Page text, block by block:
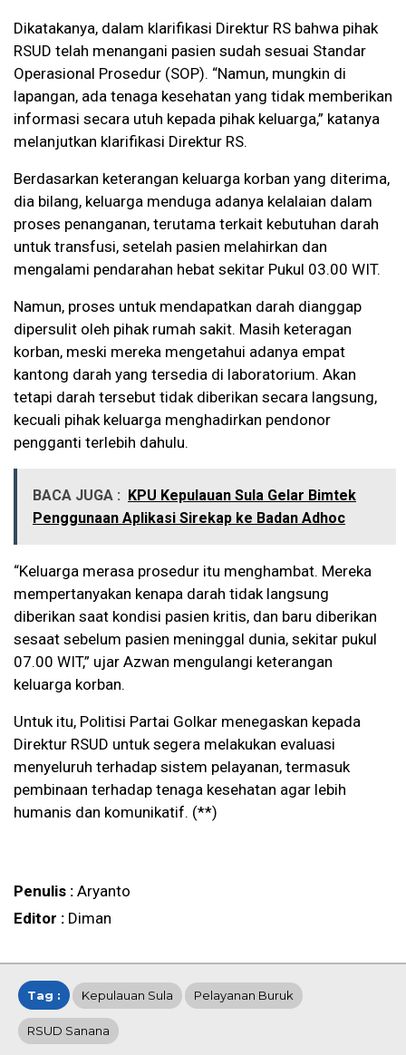
Dikatakanya, dalam klarifikasi Direktur RS bahwa pihak
RSUD telah menangani pasien sudah sesuai Standar
Operasional Prosedur (SOP). “Namun, mungkin di
lapangan, ada tenaga kesehatan yang tidak memberikan
informasi secara utuh kepada pihak keluarga,” katanya
melanjutkan klarifikasi Direktur RS.
Berdasarkan keterangan keluarga korban yang diterima,
dia bilang, keluarga menduga adanya kelalaian dalam
proses penanganan, terutama terkait kebutuhan darah
untuk transfusi, setelah pasien melahirkan dan
mengalami pendarahan hebat sekitar Pukul 03.00 WIT.
Namun, proses untuk mendapatkan darah dianggap
dipersulit oleh pihak rumah sakit. Masih keteragan
korban, meski mereka mengetahui adanya empat
kantong darah yang tersedia di laboratorium. Akan
tetapi darah tersebut tidak diberikan secara langsung,
kecuali pihak keluarga menghadirkan pendonor
pengganti terlebih dahulu.
BACA JUGA :
KPU Kepulauan Sula Gelar Bimtek
Penggunaan Aplikasi Sirekap ke Badan Adhoc
“Keluarga merasa prosedur itu menghambat. Mereka
mempertanyakan kenapa darah tidak langsung
diberikan saat kondisi pasien kritis, dan baru diberikan
sesaat sebelum pasien meninggal dunia, sekitar pukul
07.00 WIT,” ujar Azwan mengulangi keterangan
keluarga korban.
Untuk itu, Politisi Partai Golkar menegaskan kepada
Direktur RSUD untuk segera melakukan evaluasi
menyeluruh terhadap sistem pelayanan, termasuk
pembinaan terhadap tenaga kesehatan agar lebih
humanis dan komunikatif. (**)
Penulis : Aryanto
Editor : Diman
Tag : Kepulauan Sula Pelayanan Buruk
RSUD Sanana